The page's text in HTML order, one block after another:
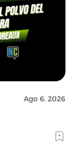
Ago 6, 2026